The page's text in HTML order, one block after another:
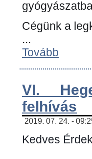
Cégünk a
...
Tovább
VI.
felhívás
2019. 07. 24. -
Kedves